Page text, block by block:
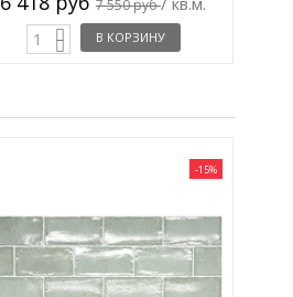
7 550 руб
В КОРЗИНУ
-15%